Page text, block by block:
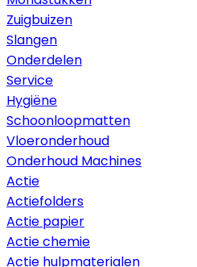
Zuigbuizen
Slangen
Onderdelen
Service
Hygiëne
Schoonloopmatten
Vloeronderhoud
Onderhoud Machines
Actie
Actiefolders
Actie papier
Actie chemie
Actie hulpmaterialen